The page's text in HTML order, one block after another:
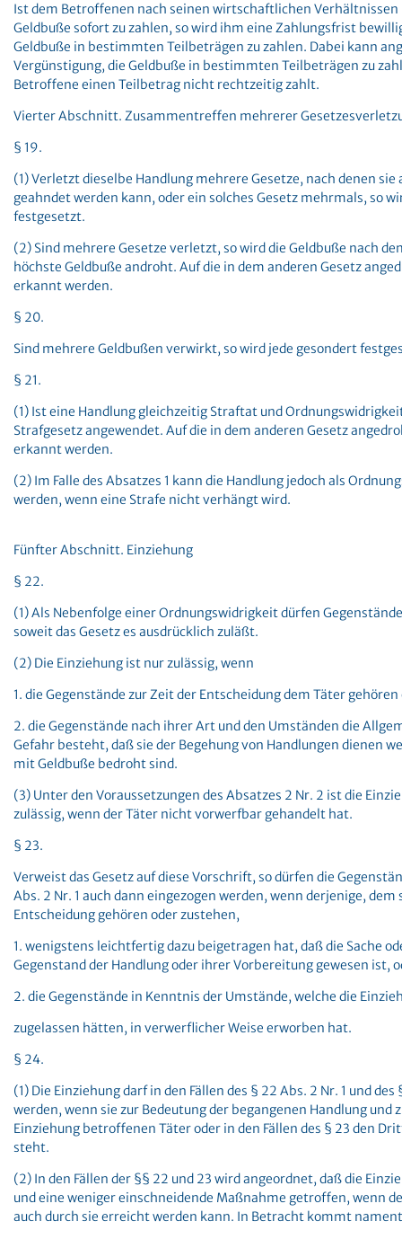
Ist dem Betroffenen nach seinen wirtschaftlichen
Geldbuße sofort zu zahlen, so wird ihm eine Zahlungsfrist
Geldbuße in bestimmten Teilbeträgen zu zahlen. Dabei kann
Vergünstigung, die Geldbuße in bestimmten Teilbeträgen zu
Betroffene einen Teilbetrag nicht rechtzeitig zahlt.
Vierter Abschnitt. Zusammentreffen mehrerer
§ 19.
(1) Verletzt dieselbe Handlung mehrere Gesetze, nach denen
geahndet werden kann, oder ein solches Gesetz mehrmals, so
festgesetzt.
(2) Sind mehrere Gesetze verletzt, so wird die Geldbuße nach
höchste Geldbuße androht. Auf die in dem anderen Gesetz
erkannt werden.
§ 20.
Sind mehrere Geldbußen verwirkt, so wird jede gesondert
§ 21.
(1) Ist eine Handlung gleichzeitig Straftat und
Strafgesetz angewendet. Auf die in dem anderen Gesetz
erkannt werden.
(2) Im Falle des Absatzes 1 kann die Handlung jedoch als
werden, wenn eine Strafe nicht verhängt wird.
Fünfter Abschnitt. Einziehung
§ 22.
(1) Als Nebenfolge einer Ordnungswidrigkeit dürfen
soweit das Gesetz es ausdrücklich zuläßt.
(2) Die Einziehung ist nur zulässig, wenn
1. die Gegenstände zur Zeit der Entscheidung dem Täter
2. die Gegenstände nach ihrer Art und den Umständen die
Gefahr besteht, daß sie der Begehung von Handlungen dienen
mit Geldbuße bedroht sind.
(3) Unter den Voraussetzungen des Absatzes 2 Nr. 2 ist die
zulässig, wenn der Täter nicht vorwerfbar gehandelt hat.
§ 23.
Verweist das Gesetz auf diese Vorschrift, so dürfen die
Abs. 2 Nr. 1 auch dann eingezogen werden, wenn derjenige, dem
Entscheidung gehören oder zustehen,
1. wenigstens leichtfertig dazu beigetragen hat, daß die Sache
Gegenstand der Handlung oder ihrer Vorbereitung gewesen ist,
2. die Gegenstände in Kenntnis der Umstände, welche die
zugelassen hätten, in verwerflicher Weise erworben hat.
§ 24.
(1) Die Einziehung darf in den Fällen des § 22 Abs. 2 Nr. 1 und
werden, wenn sie zur Bedeutung der begangenen Handlung und
Einziehung betroffenen Täter oder in den Fällen des § 23 den
steht.
(2) In den Fällen der §§ 22 und 23 wird angeordnet, daß die
und eine weniger einschneidende Maßnahme getroffen, wenn
auch durch sie erreicht werden kann. In Betracht kommt